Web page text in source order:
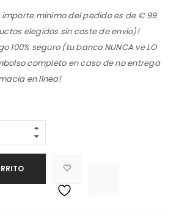
importe mínimo del pedido es de € 99
elegidos sin coste de envío)!
100% seguro (tu banco NUNCA ve LO
completo en caso de no entrega
en línea!